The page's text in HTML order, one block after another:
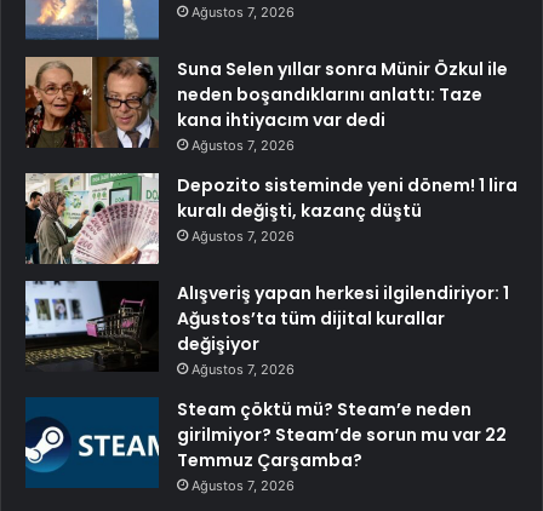
Ağustos 7, 2026
Suna Selen yıllar sonra Münir Özkul ile
neden boşandıklarını anlattı: Taze
kana ihtiyacım var dedi
Ağustos 7, 2026
Depozito sisteminde yeni dönem! 1 lira
kuralı değişti, kazanç düştü
Ağustos 7, 2026
Alışveriş yapan herkesi ilgilendiriyor: 1
Ağustos’ta tüm dijital kurallar
değişiyor
Ağustos 7, 2026
Steam çöktü mü? Steam’e neden
girilmiyor? Steam’de sorun mu var 22
Temmuz Çarşamba?
Ağustos 7, 2026